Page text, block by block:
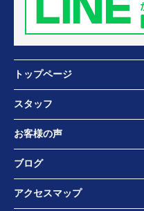
トップページ
スタッフ
お客様の声
ブログ
アクセスマップ